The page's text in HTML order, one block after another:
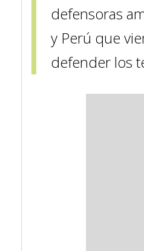
defensoras
y Perú que
defender los